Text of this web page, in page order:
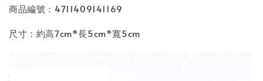
商品編號：4711409141169
尺寸：約高7cm*長5cm*寬5cm